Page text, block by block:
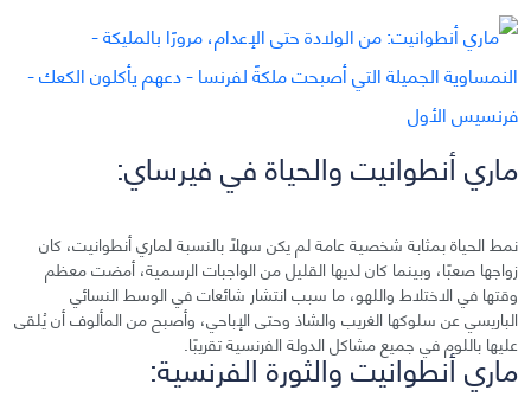
ماري أنطوانيت والحياة في فيرساي:
نمط الحياة بمثابة شخصية عامة لم يكن سهلًا بالنسبة لماري أنطوانيت، كان
زواجها صعبًا، وبينما كان لديها القليل من الواجبات الرسمية، أمضت معظم
وقتها في الاختلاط واللهو، ما سبب انتشار شائعات في الوسط النسائي
الباريسي عن سلوكها الغريب والشاذ وحتى الإباحي، وأصبح من المألوف أن يُلقى
عليها باللوم في جميع مشاكل الدولة الفرنسية تقريبًا.
ماري أنطوانيت والثورة الفرنسية: